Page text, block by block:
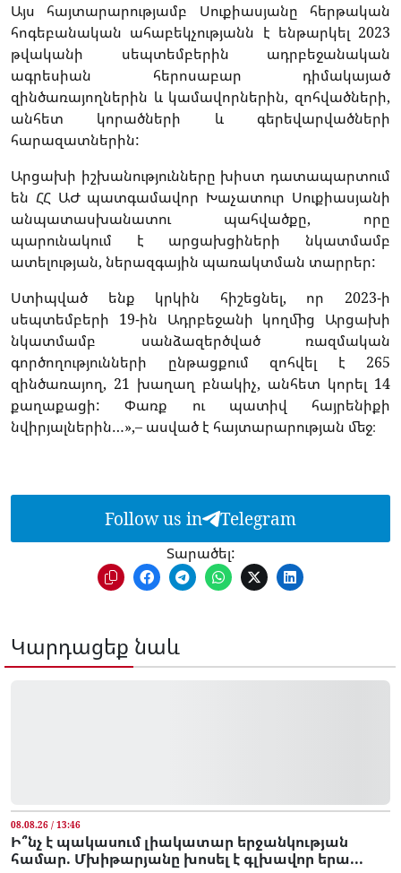
Այս հայտարարությամբ Սուքիասյանը հերթական
հոգեբանական ահաբեկչությանն է ենթարկել 2023
թվականի սեպտեմբերին ադրբեջանական
ագրեսիան հերոսաբար դիմակայած
զինծառայողներին և կամավորներին, զոհվածների,
անհետ կորածների և գերեվարվածների
հարազատներին:
Արցախի իշխանությունները խիստ դատապարտում
են ՀՀ ԱԺ պատգամավոր Խաչատուր Սուքիասյանի
անպատասխանատու պահվածքը, որը
պարունակում է արցախցիների նկատմամբ
ատելության, ներազգային պառակտման տարրեր:
Ստիպված ենք կրկին հիշեցնել, որ 2023-ի
սեպտեմբերի 19-ին Ադրբեջանի կողմից Արցախի
նկատմամբ սանձազերծված ռազմական
գործողությունների ընթացքում զոհվել է 265
զինծառայող, 21 խաղաղ բնակիչ, անհետ կորել 14
քաղաքացի: Փառք ու պատիվ հայրենիքի
նվիրյալներին…»,– ասված է հայտարարության մեջ։
Follow us in Telegram
Տարածել:
Կարդացեք նաև
08.08.26 / 13:46
Ի՞նչ է պակասում լիակատար երջանկության
համար. Մխիթարյանը խոսել է գլխավոր երա...